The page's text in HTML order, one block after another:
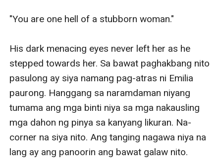
"You are one hell of a stubborn woman."
His dark menacing eyes never left her as he
stepped towards her. Sa bawat paghakbang nito
pasulong ay siya namang pag-atras ni Emilia
paurong. Hanggang sa naramdaman niyang
tumama ang mga binti niya sa mga nakausling
mga dahon ng pinya sa kanyang likuran. Na-
corner na siya nito. Ang tanging nagawa niya na
lang ay ang panoorin ang bawat galaw nito.